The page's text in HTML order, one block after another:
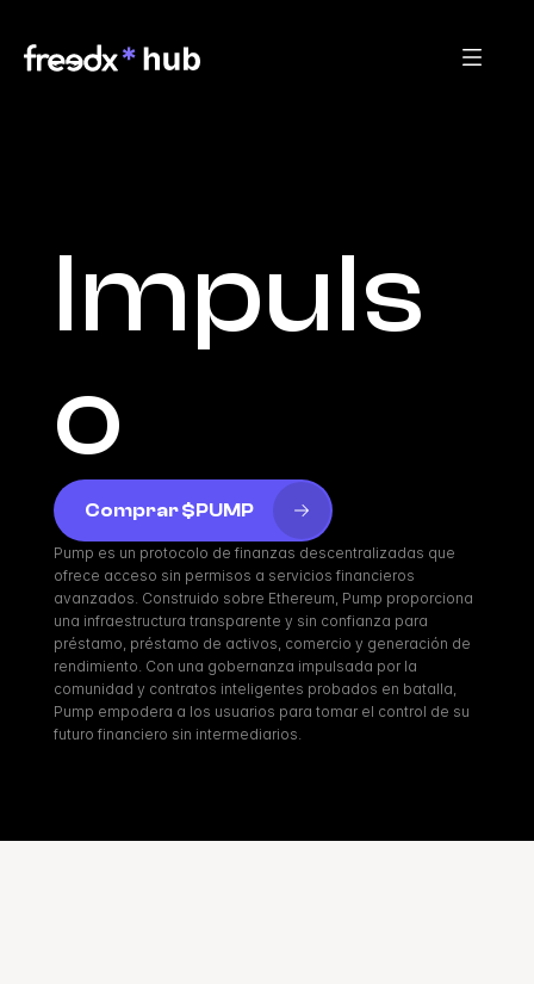
Impuls
o
Comprar $PUMP
Pump es un protocolo de finanzas descentralizadas que
ofrece acceso sin permisos a servicios financieros
avanzados. Construido sobre Ethereum, Pump proporciona
una infraestructura transparente y sin confianza para
préstamo, préstamo de activos, comercio y generación de
rendimiento. Con una gobernanza impulsada por la
comunidad y contratos inteligentes probados en batalla,
Pump empodera a los usuarios para tomar el control de su
futuro financiero sin intermediarios.